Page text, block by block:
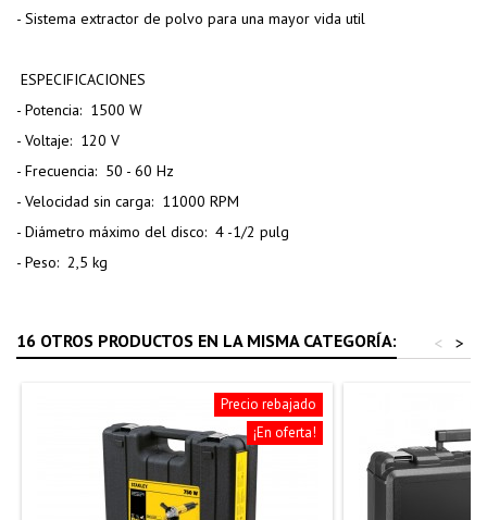
- Sistema extractor de polvo para una mayor vida util
ESPECIFICACIONES
- Potencia: 1500 W
- Voltaje: 120 V
- Frecuencia: 50 - 60 Hz
- Velocidad sin carga: 11000 RPM
- Diámetro máximo del disco: 4 -1/2 pulg
- Peso: 2,5 kg
16 OTROS PRODUCTOS EN LA MISMA CATEGORÍA: >
<
Precio rebajado
¡En oferta!